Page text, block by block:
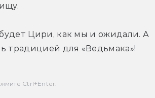
Цири, как мы и ожидали. А
традицией для «Ведьмака»!
Ctrl+Enter.